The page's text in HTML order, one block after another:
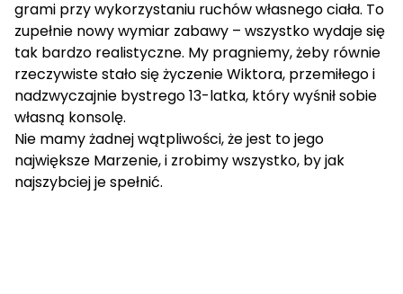
grami przy wykorzystaniu ruchów własnego ciała. To
zupełnie nowy wymiar zabawy – wszystko wydaje się
tak bardzo realistyczne. My pragniemy, żeby równie
rzeczywiste stało się życzenie Wiktora, przemiłego i
nadzwyczajnie bystrego 13-latka, który wyśnił sobie
własną konsolę.
Nie mamy żadnej wątpliwości, że jest to jego
największe Marzenie, i zrobimy wszystko, by jak
najszybciej je spełnić.